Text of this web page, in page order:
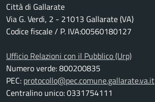
Città di Gallarate
Via G. Verdi, 2 - 21013 Gallarate (VA)
Codice fiscale / P. IVA:00560180127
Ufficio Relazioni con il Pubblico (Urp)
Numero verde: 800200835
PEC: protocollo@pec.comune.gallarate.va.it
Centralino unico: 0331754111